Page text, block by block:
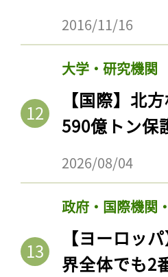
2016/11/16
大学・研究機関
【国際】北
590億トン保
2026/08/04
政府・国際機関
【ヨーロッ
界全体でも2